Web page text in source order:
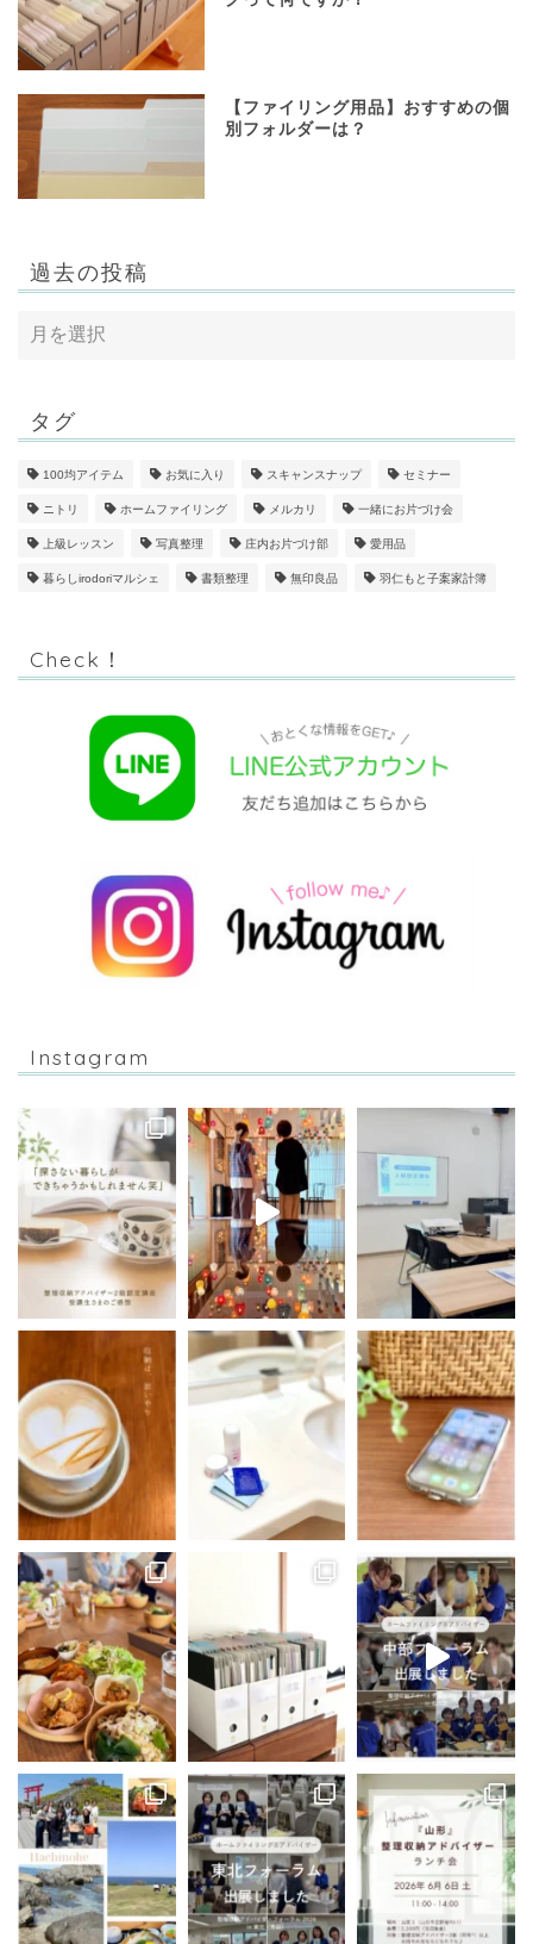
【ファイリング用品】おすすめの個
別フォルダーは？
過去の投稿
タグ
100均アイテム お気に入り スキャンスナップ セミナー
ニトリ ホームファイリング メルカリ 一緒にお片づけ会
上級レッスン 写真整理 庄内お片づけ部 愛用品
暮らしirodoriマルシェ 書類整理 無印良品 羽仁もと子案家計簿
Check！
Instagram